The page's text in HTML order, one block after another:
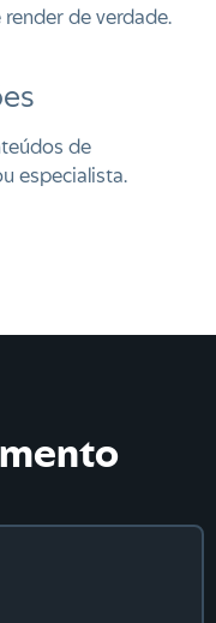
de verdade.
de
especialista.